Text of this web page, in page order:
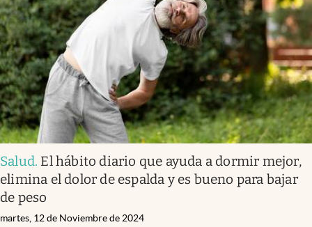
Salud. El hábito diario que ayuda a dormir mejor,
elimina el dolor de espalda y es bueno para bajar
de peso
martes, 12 de Noviembre de 2024